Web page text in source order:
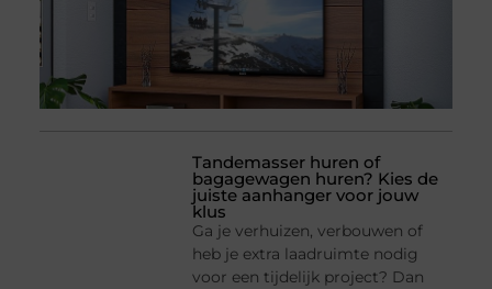
Tandemasser huren of
bagagewagen huren? Kies de
juiste aanhanger voor jouw
klus
Ga je verhuizen, verbouwen of
heb je extra laadruimte nodig
voor een tijdelijk project? Dan